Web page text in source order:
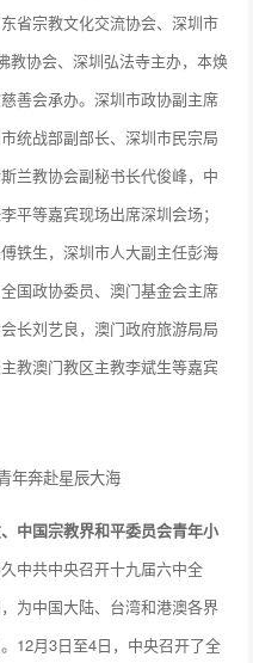
省宗教文化交流协会、深圳市
教协会、深圳弘法寺主办，本焕
善会承办。深圳市政协副主席
统战部副部长、深圳市民宗局
兰教协会副秘书长代俊峰，中
平等嘉宾现场出席深圳会场；
铁生，深圳市人大副主任彭海
国政协委员、澳门基金会主席
长刘艺良，澳门政府旅游局局
教澳门教区主教李斌生等嘉宾
年奔赴星辰大海
中国宗教界和平委员会青年小
中共中央召开十九届六中全
为中国大陆、台湾和港澳各界
12月3日至4日，中央召开了全